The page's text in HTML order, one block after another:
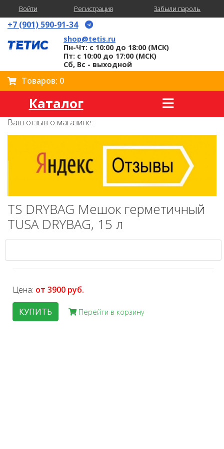
Войти Регистрация Забыли пароль
+7 (901) 590-91-34
shop@tetis.ru
Пн-Чт: с 10:00 до 18:00 (МСК)
Пт: с 10:00 до 17:00 (МСК)
Сб, Вс - выходной
Товаров: 0
Каталог
Ваш отзыв о магазине:
TS DRYBAG Мешок герметичный
TUSA DRYBAG, 15 л
Цена: от 3900 руб.
КУПИТЬ
Перейти в корзину